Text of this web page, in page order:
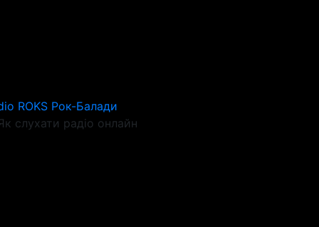
ROKS Рок-Балади
слухати радіо онлайн